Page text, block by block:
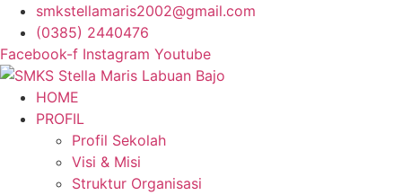
Lewati
konten
smkstellamaris2002@gmail.com
(0385) 2440476
Facebook-f Instagram Youtube
HOME
PROFIL
Profil Sekolah
Visi & Misi
Struktur Organisasi